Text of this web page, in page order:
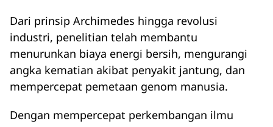
Dari prinsip Archimedes hingga revolusi
industri, penelitian telah membantu
menurunkan biaya energi bersih, mengurangi
angka kematian akibat penyakit jantung, dan
mempercepat pemetaan genom manusia.
Dengan mempercepat perkembangan ilmu